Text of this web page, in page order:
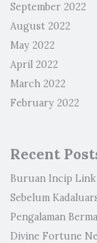
September 2022
August 2022
May 2022
April 2022
March 2022
February 2022
Recent
Buruan Incip
Sebelum
Pengalaman
Divine Fortune